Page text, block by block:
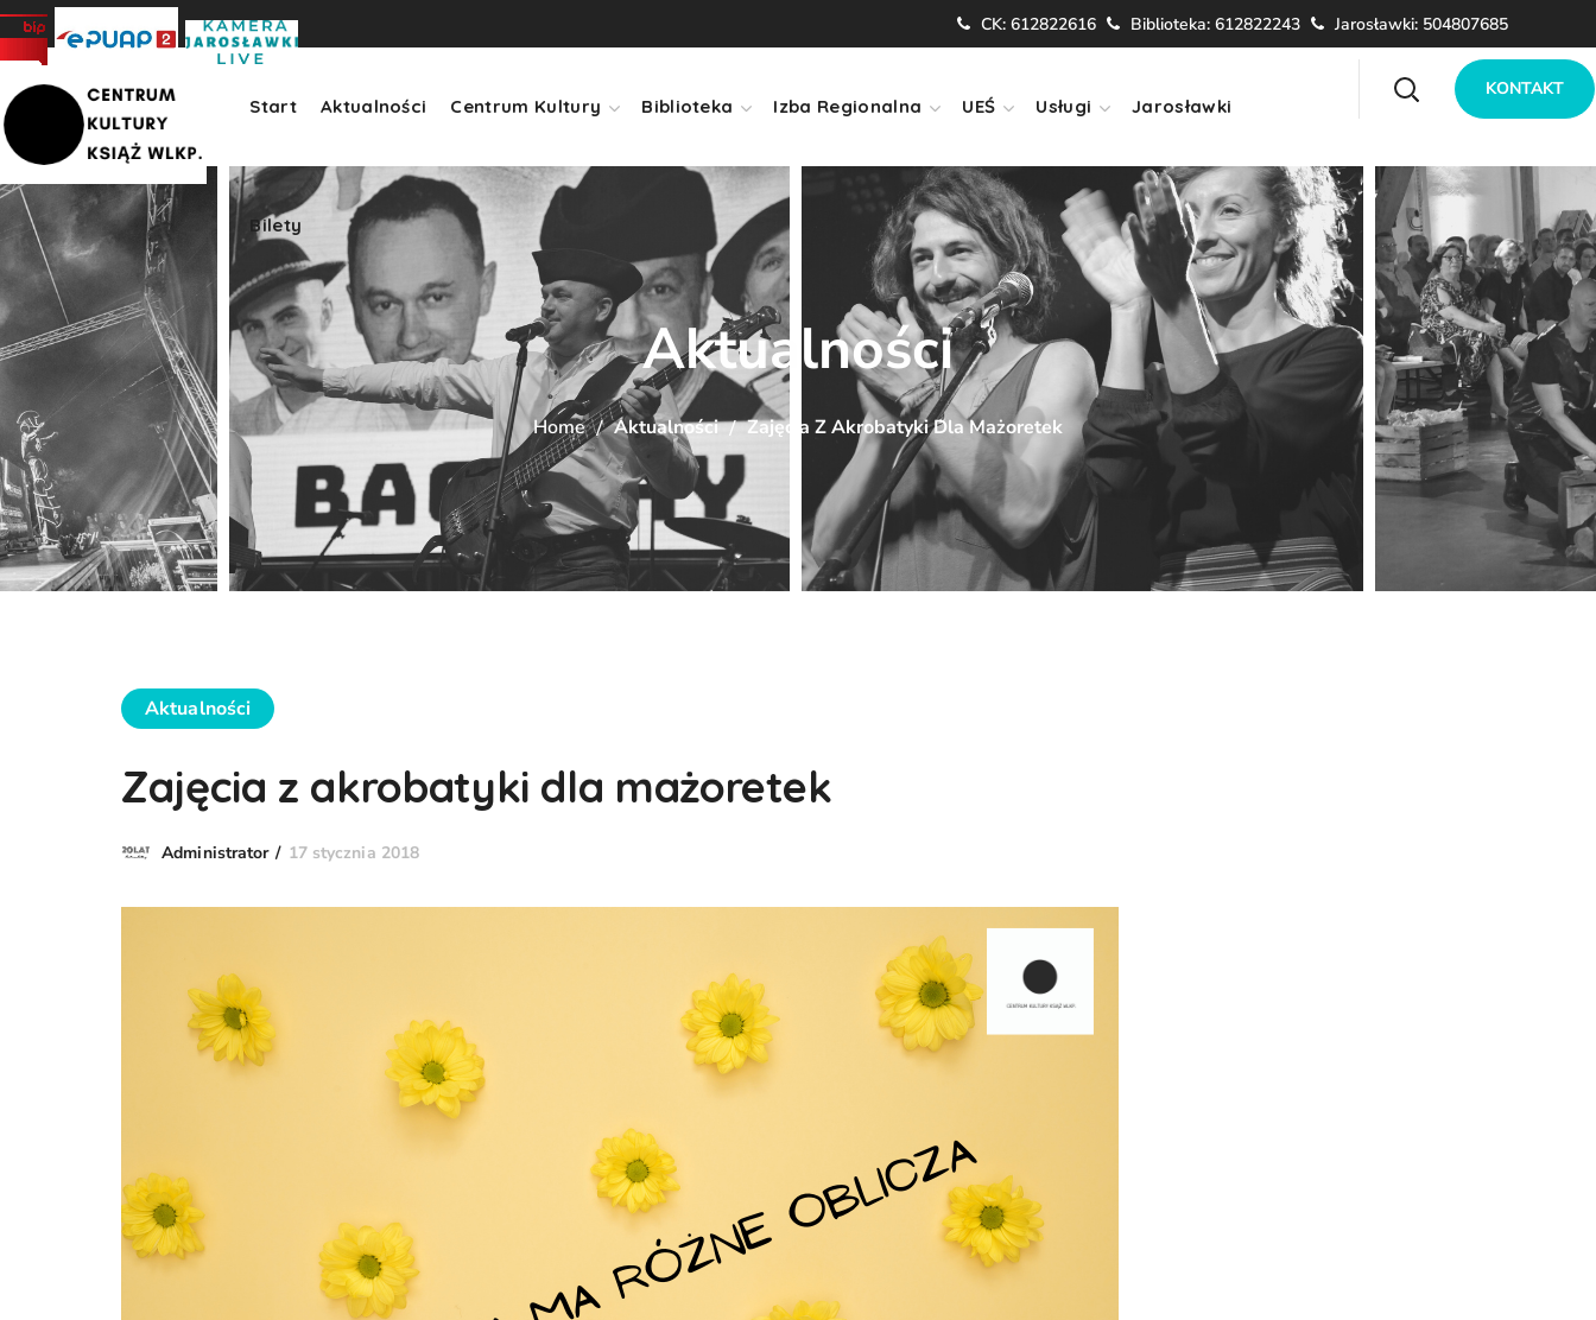
CK: 612822616 Biblioteka: 612822243 Jarosławki: 504807685
>
Start Aktualności Centrum Kultury Biblioteka Izba Regionalna UEŚ Usługi Jarosławki
Bilety
KONTAKT
Bilety
Aktualności
Home Aktualności Zajęcia Z Akrobatyki Dla Mażoretek
Aktualności
Zajęcia z akrobatyki dla mażoretek
Administrator 17 stycznia 2018